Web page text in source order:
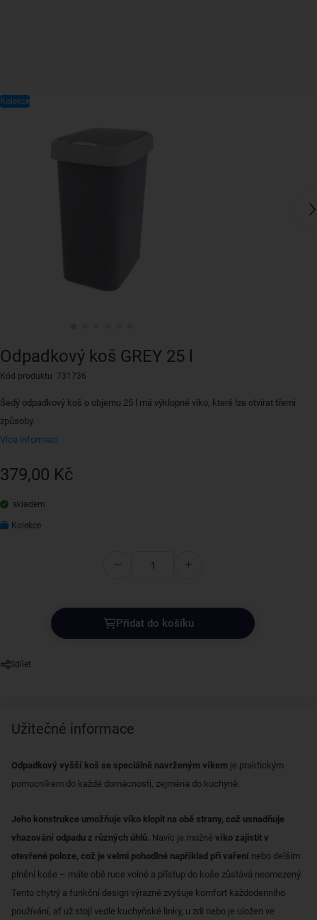
Odpadkový koš GREY 25 l
Kód produktu 731736
Šedý odpadkový koš o objemu 25 l má výklopné víko, které lze otvírat třemi
způsoby.
Více informací
379,00 Kč
skladem
Kolekce
Přidat do košíku
Sdílet
Kolekce
Užitečné informace
Odpadkový vyšší koš se speciálně navrženým víkem je praktickým
pomocníkem do každé domácnosti, zejména do kuchyně.
Jeho konstrukce umožňuje víko klopit na obě strany, což usnadňuje
vhazování odpadu z různých úhlů. Navíc je možné víko zajistit v
otevřené poloze, což je velmi pohodlné například při vaření nebo delším
plnění koše – máte obě ruce volné a přístup do koše zůstává neomezený.
Tento chytrý a funkční design výrazně zvyšuje komfort každodenního
používání, ať už stojí vedle kuchyňské linky, u zdi nebo je uložen ve